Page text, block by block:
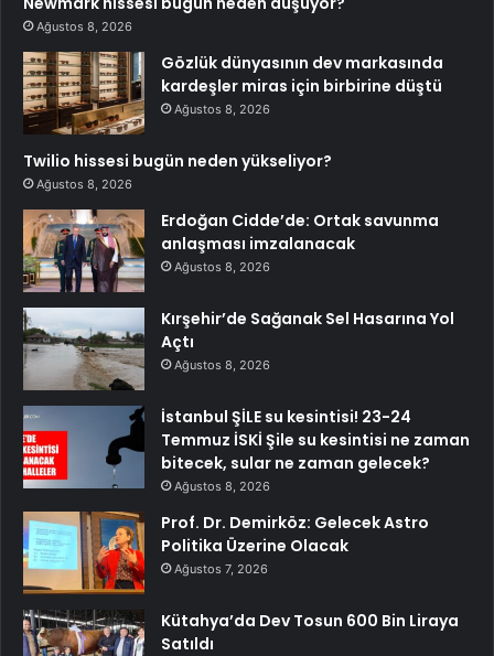
Ağustos 8, 2026
Gözlük dünyasının dev markasında
kardeşler miras için birbirine düştü
Ağustos 8, 2026
Twilio hissesi bugün neden yükseliyor?
Ağustos 8, 2026
Erdoğan Cidde’de: Ortak savunma
anlaşması imzalanacak
Ağustos 8, 2026
Kırşehir’de Sağanak Sel Hasarına Yol
Açtı
Ağustos 8, 2026
İstanbul ŞİLE su kesintisi! 23-24
Temmuz İSKİ Şile su kesintisi ne zaman
bitecek, sular ne zaman gelecek?
Ağustos 8, 2026
Prof. Dr. Demirköz: Gelecek Astro
Politika Üzerine Olacak
Ağustos 7, 2026
Kütahya’da Dev Tosun 600 Bin Liraya
Satıldı